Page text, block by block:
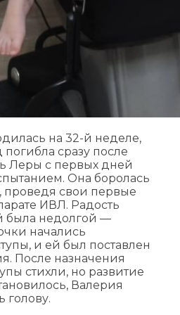
на 32-й неделе,
сразу после
Леры с первых дней
Она боролась
проведя свои первые
ИВЛ. Радость
была недолгой —
начались
и ей был поставлен
После назначения
стихли, но развитие
Валерия
голову.